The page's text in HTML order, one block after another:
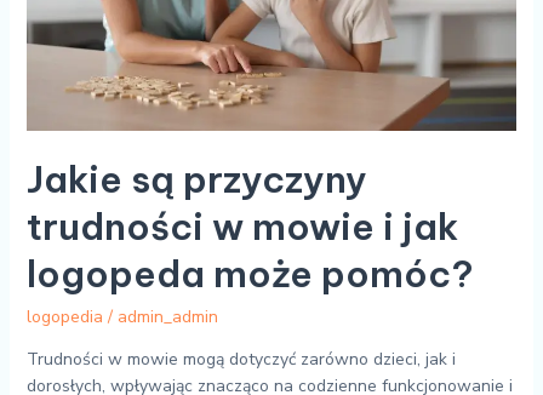
Jakie są przyczyny
trudności w mowie i jak
logopeda może pomóc?
logopedia / admin_admin
Trudności w mowie mogą dotyczyć zarówno dzieci, jak i
dorosłych, wpływając znacząco na codzienne funkcjonowanie i
logopeda
może
pomóc?